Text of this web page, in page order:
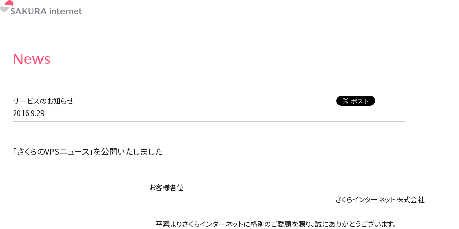
News
サービスのお知らせ
2016.9.29
「さくらのVPSニュース」を公開いたしました
お客様各位
さくらインターネット株式会社
平素よりさくらインターネットに格別のご愛顧を賜り、誠にありがとうございます。